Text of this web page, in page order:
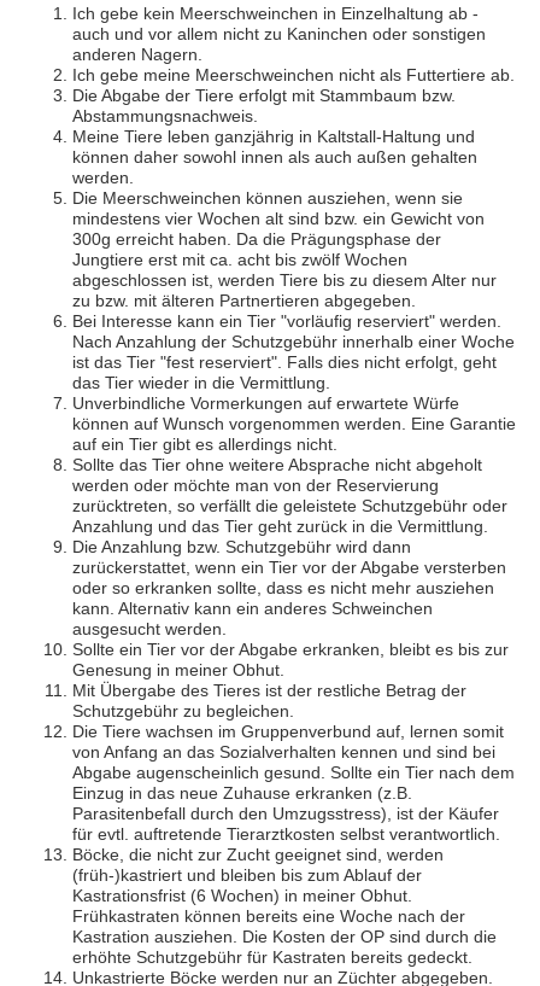
Ich gebe kein Meerschweinchen in Einzelhaltung ab -
auch und vor allem nicht zu Kaninchen oder sonstigen
anderen Nagern.
Ich gebe meine Meerschweinchen nicht als Futtertiere ab.
Die Abgabe der Tiere erfolgt mit Stammbaum bzw.
Abstammungsnachweis.
Meine Tiere leben ganzjährig in Kaltstall-Haltung und
können daher sowohl innen als auch außen gehalten
werden.
Die Meerschweinchen können ausziehen, wenn sie
mindestens vier Wochen alt sind bzw. ein Gewicht von
300g erreicht haben. Da die Prägungsphase der
Jungtiere erst mit ca. acht bis zwölf Wochen
abgeschlossen ist, werden Tiere bis zu diesem Alter nur
zu bzw. mit älteren Partnertieren abgegeben.
Bei Interesse kann ein Tier "vorläufig reserviert" werden.
Nach Anzahlung der Schutzgebühr innerhalb einer Woche
ist das Tier "fest reserviert". Falls dies nicht erfolgt, geht
das Tier wieder in die Vermittlung.
Unverbindliche Vormerkungen auf erwartete Würfe
können auf Wunsch vorgenommen werden. Eine Garantie
auf ein Tier gibt es allerdings nicht.
Sollte das Tier ohne weitere Absprache nicht abgeholt
werden oder möchte man von der Reservierung
zurücktreten, so verfällt die geleistete Schutzgebühr oder
Anzahlung und das Tier geht zurück in die Vermittlung.
Die Anzahlung bzw. Schutzgebühr wird dann
zurückerstattet, wenn ein Tier vor der Abgabe versterben
oder so erkranken sollte, dass es nicht mehr ausziehen
kann. Alternativ kann ein anderes Schweinchen
ausgesucht werden.
Sollte ein Tier vor der Abgabe erkranken, bleibt es bis zur
Genesung in meiner Obhut.
Mit Übergabe des Tieres ist der restliche Betrag der
Schutzgebühr zu begleichen.
Die Tiere wachsen im Gruppenverbund auf, lernen somit
von Anfang an das Sozialverhalten kennen und sind bei
Abgabe augenscheinlich gesund. Sollte ein Tier nach dem
Einzug in das neue Zuhause erkranken (z.B.
Parasitenbefall durch den Umzugsstress), ist der Käufer
für evtl. auftretende Tierarztkosten selbst verantwortlich.
Böcke, die nicht zur Zucht geeignet sind, werden
(früh-)kastriert und bleiben bis zum Ablauf der
Kastrationsfrist (6 Wochen) in meiner Obhut.
Frühkastraten können bereits eine Woche nach der
Kastration ausziehen. Die Kosten der OP sind durch die
erhöhte Schutzgebühr für Kastraten bereits gedeckt.
Unkastrierte Böcke werden nur an Züchter abgegeben.